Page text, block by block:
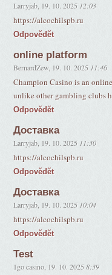
Larryjab 19. 10. 2025 12:03
https://alcochilspb.ru
Odpovědět
online platform
BernardZew 19. 10. 2025 11:46
Champion Casino is an
unlike other gambling clubs
Odpovědět
Доставка
Larryjab 19. 10. 2025 11:30
https://alcochilspb.ru
Odpovědět
Доставка
Larryjab 19. 10. 2025 10:04
https://alcochilspb.ru
Odpovědět
Test
1go casino 19. 10. 2025 8:39